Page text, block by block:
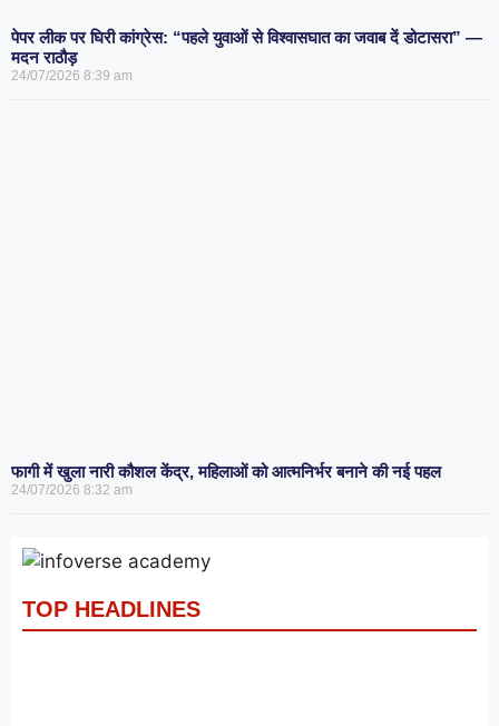
पेपर लीक पर घिरी कांग्रेस: “पहले युवाओं से विश्वासघात का जवाब दें डोटासरा” —
मदन राठौड़
24/07/2026 8:39 am
फागी में खुला नारी कौशल केंद्र, महिलाओं को आत्मनिर्भर बनाने की नई पहल
24/07/2026 8:32 am
TOP HEADLINES